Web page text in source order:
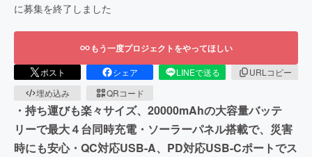
に募集を終了しました
もう一度プロジェクトをやってほしい
ポスト シェア LINEで送る
URLコピー
埋め込み
QRコード
・持ち運びも楽々サイズ、20000mAhの大容量バッテ
リーで最大４台同時充電・ソーラーパネル搭載で、災害
時にも安心・QC対応USB-A、PD対応USB-Cポートでス